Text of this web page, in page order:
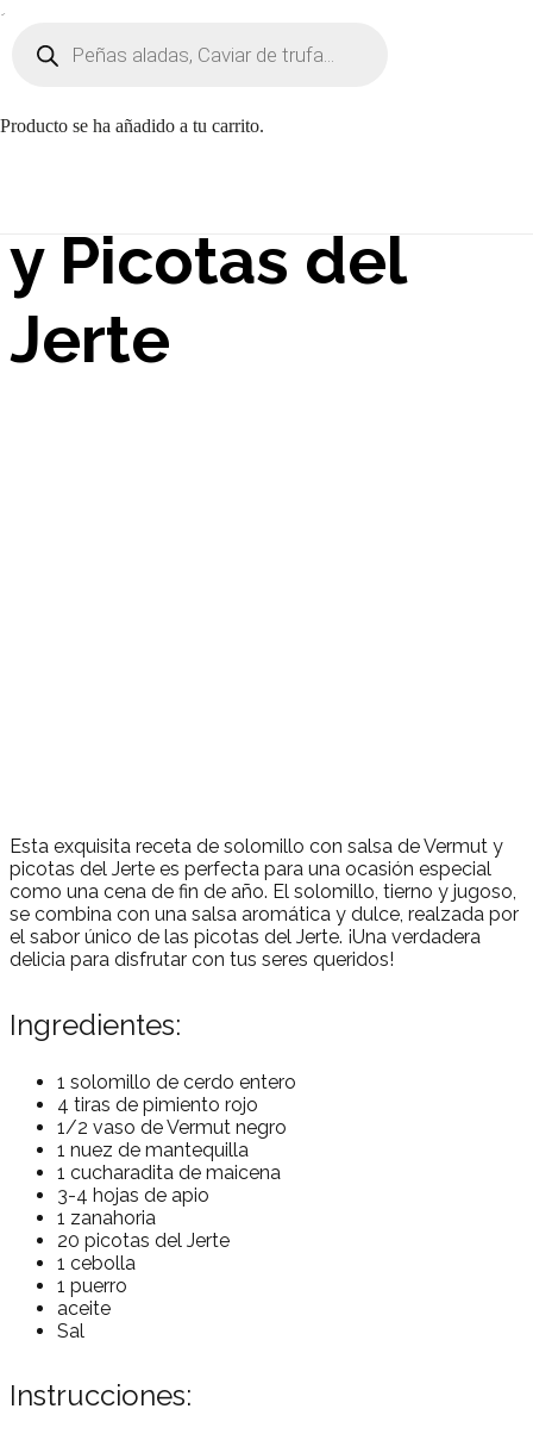
productos
Producto se ha añadido a tu carrito.
Solomillo con
y Picotas del
Jerte
Esta exquisita receta de solomillo con salsa de Vermut y
picotas del Jerte es perfecta para una ocasión especial
como una cena de fin de año. El solomillo, tierno y jugoso,
se combina con una salsa aromática y dulce, realzada por
el sabor único de las picotas del Jerte. ¡Una verdadera
delicia para disfrutar con tus seres queridos!
Ingredientes:
1 solomillo de cerdo entero
4 tiras de pimiento rojo
1/2 vaso de Vermut negro
1 nuez de mantequilla
1 cucharadita de maicena
3-4 hojas de apio
1 zanahoria
20 picotas del Jerte
1 cebolla
1 puerro
aceite
Sal
Instrucciones: